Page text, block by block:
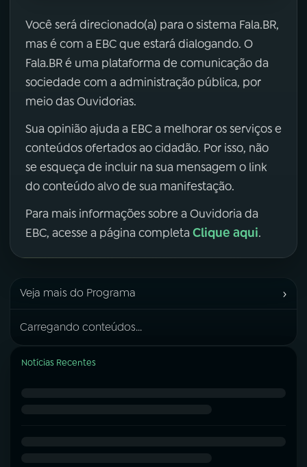
Você será direcionado(a) para o sistema Fala.BR,
mas é com a EBC que estará dialogando. O
Fala.BR é uma plataforma de comunicação da
sociedade com a administração pública, por
meio das Ouvidorias.
Sua opinião ajuda a EBC a melhorar os serviços e
conteúdos ofertados ao cidadão. Por isso, não
se esqueça de incluir na sua mensagem o link
do conteúdo alvo de sua manifestação.
Para mais informações sobre a Ouvidoria da
EBC, acesse a página completa Clique aqui.
Veja mais do Programa ›
Carregando conteúdos...
Notícias Recentes